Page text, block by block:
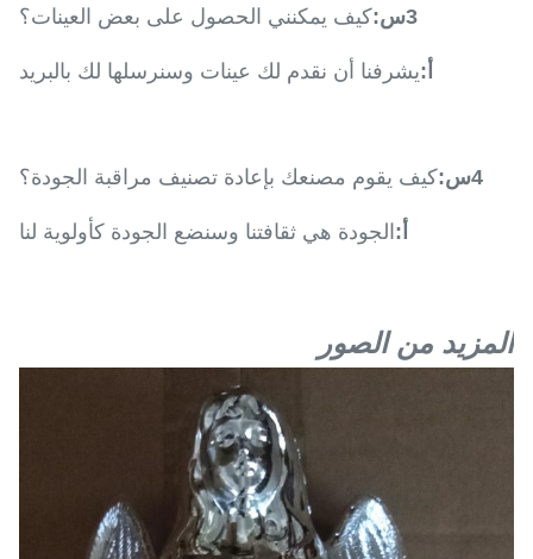
3س: كيف يمكنني الحصول على بعض العينات؟
أ:يشرفنا أن نقدم لك عينات وسنرسلها لك بالبريد
4س: كيف يقوم مصنعك بإعادة تصنيف مراقبة الجودة؟
أ: الجودة هي ثقافتنا وسنضع الجودة كأولوية لنا
المزيد من الصور